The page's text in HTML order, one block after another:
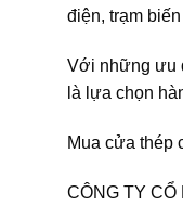
điện, trạm
Với những ưu
là lựa chọn
Mua cửa thép
CÔNG TY